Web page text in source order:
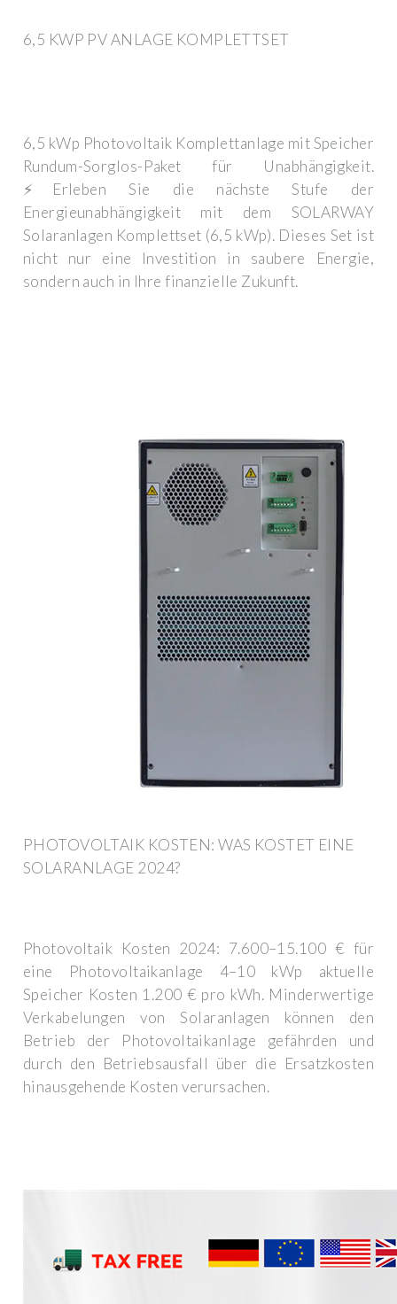
6,5 KWP PV ANLAGE KOMPLETTSET
6,5 kWp Photovoltaik Komplettanlage mit Speicher
Rundum-Sorglos-Paket für Unabhängigkeit.
⚡Erleben Sie die nächste Stufe der
Energieunabhängigkeit mit dem SOLARWAY
Solaranlagen Komplettset (6,5 kWp). Dieses Set ist
nicht nur eine Investition in saubere Energie,
sondern auch in Ihre finanzielle Zukunft.
PHOTOVOLTAIK KOSTEN: WAS KOSTET EINE
SOLARANLAGE 2024?
Photovoltaik Kosten 2024: 7.600–15.100 € für
eine Photovoltaikanlage 4–10 kWp aktuelle
Speicher Kosten 1.200 € pro kWh. Minderwertige
Verkabelungen von Solaranlagen können den
Betrieb der Photovoltaikanlage gefährden und
durch den Betriebsausfall über die Ersatzkosten
hinausgehende Kosten verursachen.